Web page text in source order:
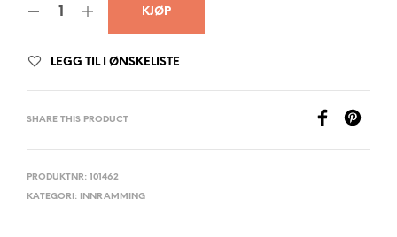
KJØP
LEGG TIL I ØNSKELISTE
SHARE THIS PRODUCT
PRODUKTNR: 101462
KATEGORI:
INNRAMMING